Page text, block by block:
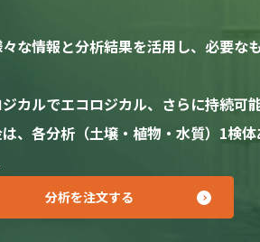
な情報と分析結果を活用し、必要な
カルでエコロジカル、さらに持続可
、各分析（土壌・植物・水質）1検
分析を注文する